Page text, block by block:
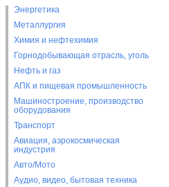
Энергетика
Металлургия
Химия и нефтехимия
Горнодобывающая отрасль, уголь
Нефть и газ
АПК и пищевая промышленность
Машиностроение, производство
оборудования
Транспорт
Авиация, аэрокосмическая
индустрия
Авто/Мото
Аудио, видео, бытовая техника